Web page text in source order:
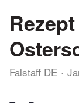
Falstaff DE